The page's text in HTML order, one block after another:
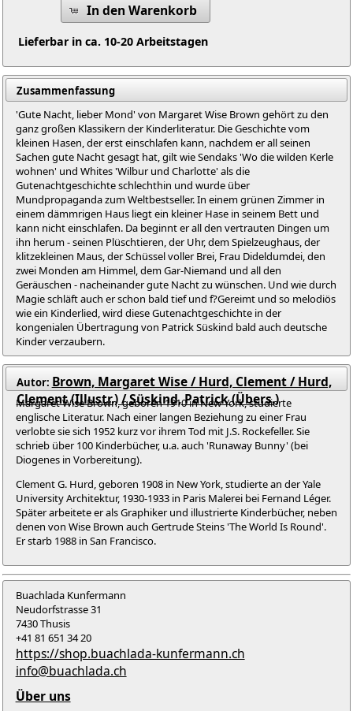
In den Warenkorb
Lieferbar in ca. 10-20 Arbeitstagen
Zusammenfassung
'Gute Nacht, lieber Mond' von Margaret Wise Brown gehört zu den
ganz großen Klassikern der Kinderliteratur. Die Geschichte vom
kleinen Hasen, der erst einschlafen kann, nachdem er all seinen
Sachen gute Nacht gesagt hat, gilt wie Sendaks 'Wo die wilden Kerle
wohnen' und Whites 'Wilbur und Charlotte' als die
Gutenachtgeschichte schlechthin und wurde über
Mundpropaganda zum Weltbestseller. In einem grünen Zimmer in
einem dämmrigen Haus liegt ein kleiner Hase in seinem Bett und
kann nicht einschlafen. Da beginnt er all den vertrauten Dingen um
ihn herum - seinen Plüschtieren, der Uhr, dem Spielzeughaus, der
klitzekleinen Maus, der Schüssel voller Brei, Frau Dideldumdei, den
zwei Monden am Himmel, dem Gar-Niemand und all den
Geräuschen - nacheinander gute Nacht zu wünschen. Und wie durch
Magie schläft auch er schon bald tief und f?Gereimt und so melodiös
wie ein Kinderlied, wird diese Gutenachtgeschichte in der
kongenialen Übertragung von Patrick Süskind bald auch deutsche
Kinder verzaubern.
Autor: Brown, Margaret Wise / Hurd, Clement / Hurd,
Clement (Illustr.) / Süskind, Patrick (Übers.)
Margaret Wise Brown, geboren 1910 in New York, studierte
englische Literatur. Nach einer langen Beziehung zu einer Frau
verlobte sie sich 1952 kurz vor ihrem Tod mit J.S. Rockefeller. Sie
schrieb über 100 Kinderbücher, u.a. auch 'Runaway Bunny' (bei
Diogenes in Vorbereitung).
Clement G. Hurd, geboren 1908 in New York, studierte an der Yale
University Architektur, 1930-1933 in Paris Malerei bei Fernand Léger.
Später arbeitete er als Graphiker und illustrierte Kinderbücher, neben
denen von Wise Brown auch Gertrude Steins 'The World Is Round'.
Er starb 1988 in San Francisco.
Buachlada Kunfermann
Neudorfstrasse 31
7430 Thusis
+41 81 651 34 20
https://shop.buachlada-kunfermann.ch
info@buachlada.ch
Über uns